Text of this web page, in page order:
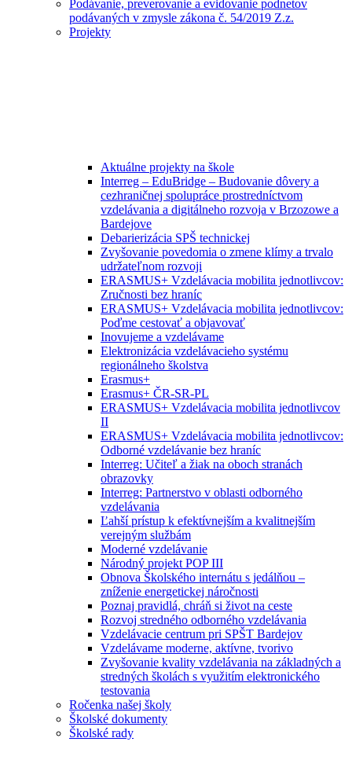
Podávanie, preverovanie a evidovanie podnetov
podávaných v zmysle zákona č. 54/2019 Z.z.
Projekty
Aktuálne projekty na škole
Interreg – EduBridge – Budovanie dôvery a
cezhraničnej spolupráce prostredníctvom
vzdelávania a digitálneho rozvoja v Brzozowe a
Bardejove
Debarierizácia SPŠ technickej
Zvyšovanie povedomia o zmene klímy a trvalo
udržateľnom rozvoji
ERASMUS+ Vzdelávacia mobilita jednotlivcov:
Zručnosti bez hraníc
ERASMUS+ Vzdelávacia mobilita jednotlivcov:
Poďme cestovať a objavovať
Inovujeme a vzdelávame
Elektronizácia vzdelávacieho systému
regionálneho školstva
Erasmus+
Erasmus+ ČR-SR-PL
ERASMUS+ Vzdelávacia mobilita jednotlivcov
II
ERASMUS+ Vzdelávacia mobilita jednotlivcov:
Odborné vzdelávanie bez hraníc
Interreg: Učiteľ a žiak na oboch stranách
obrazovky
Interreg: Partnerstvo v oblasti odborného
vzdelávania
Ľahší prístup k efektívnejším a kvalitnejším
verejným službám
Moderné vzdelávanie
Národný projekt POP III
Obnova Školského internátu s jedálňou –
zníženie energetickej náročnosti
Poznaj pravidlá, chráň si život na ceste
Rozvoj stredného odborného vzdelávania
Vzdelávacie centrum pri SPŠT Bardejov
Vzdelávame moderne, aktívne, tvorivo
Zvyšovanie kvality vzdelávania na základných a
stredných školách s využitím elektronického
testovania
Ročenka našej školy
Školské dokumenty
Školské rady